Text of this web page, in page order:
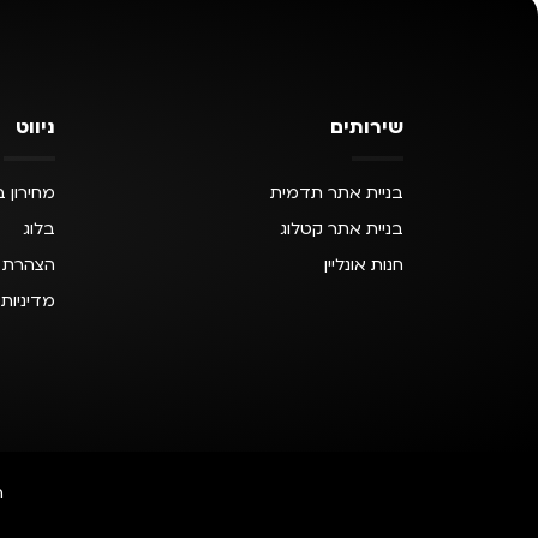
שירותים
בניית אתר תדמית
בניית אתר קטלוג
חנות אונליין
ניווט
בלוג
הצהרת